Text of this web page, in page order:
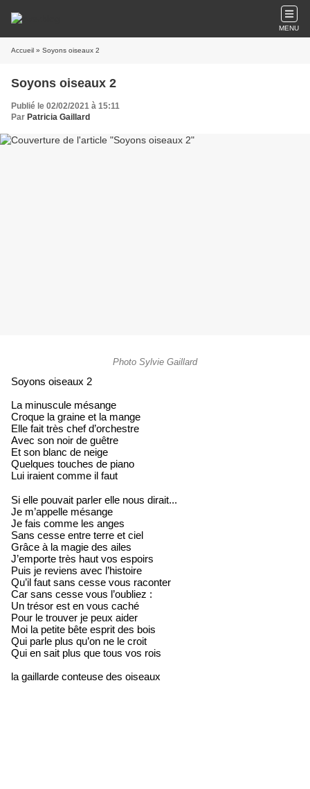
MENU
Accueil » Soyons oiseaux 2
Soyons oiseaux 2
Publié le 02/02/2021 à 15:11
Par Patricia Gaillard
Photo Sylvie Gaillard
Soyons oiseaux 2
La minuscule mésange
Croque la graine et la mange
Elle fait très chef d’orchestre
Avec son noir de guêtre
Et son blanc de neige
Quelques touches de piano
Lui iraient comme il faut
Si elle pouvait parler elle nous dirait...
Je m’appelle mésange
Je fais comme les anges
Sans cesse entre terre et ciel
Grâce à la magie des ailes
J’emporte très haut vos espoirs
Puis je reviens avec l’histoire
Qu’il faut sans cesse vous raconter
Car sans cesse vous l’oubliez :
Un trésor est en vous caché
Pour le trouver je peux aider
Moi la petite bête esprit des bois
Qui parle plus qu’on ne le croit
Qui en sait plus que tous vos rois
la gaillarde conteuse des oiseaux